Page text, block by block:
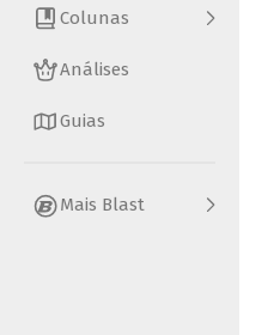
Colunas
Análises
Guias
Mais Blast